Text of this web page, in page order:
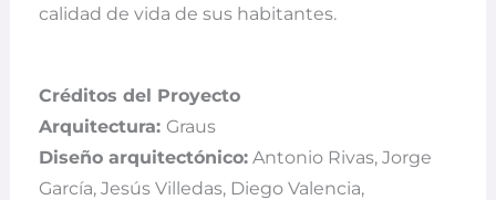
calidad de vida de sus habitantes.
Créditos del Proyecto
Arquitectura: Graus
Diseño arquitectónico:Antonio Rivas, Jorge
García, Jesús Villedas, Diego Valencia,